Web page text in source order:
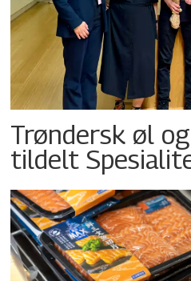
Trøndersk øl
tildelt